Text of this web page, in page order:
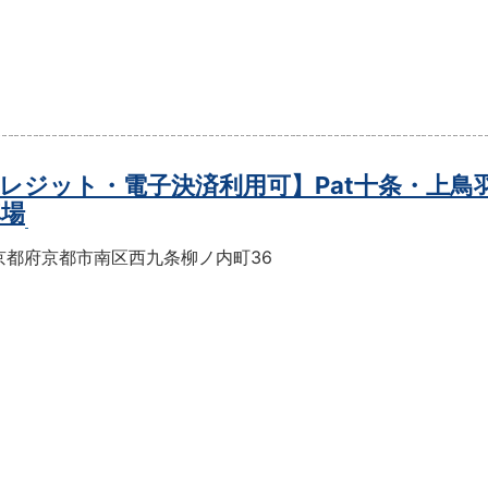
レジット・電子決済利用可】Pat十条・上鳥
都府京都市南区西九条柳ノ内町36